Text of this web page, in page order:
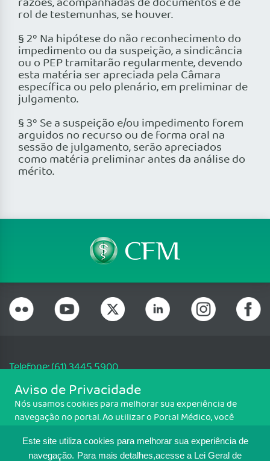
Este site utiliza cookies para melhorar sua experiência de
navegação. Para mais detalhes,acesse a Lei Geral de
rol de testemunhas, se houver.
§ 2º Na hipótese do não reconhecimento do
impedimento ou da suspeição, a sindicância
ou o PEP tramitarão regularmente, devendo
esta matéria ser apreciada pela Câmara
específica ou pelo plenário, em preliminar de
julgamento.
§ 3º Se a suspeição e/ou impedimento forem
arguidos no recurso ou de forma oral na
sessão de julgamento, serão apreciados
como matéria preliminar antes da análise do
mérito.
Telefone: (61) 3445 5900
Email: cfm@portalmedico.org.br
SGAS 616, Conjunto D, Lote 115, L2 Sul, Brasília/DF - CEP: 70200-760 -
CNPJ: 33.583.550/0001-30
Aviso de Privacidade
Nós usamos cookies para melhorar sua experiência de
navegação no portal. Ao utilizar o Portal Médico, você
Para ter mais informações sobre como isso é feito, acesse
Política de cookies. Se você concorda, clique em ACEITO.